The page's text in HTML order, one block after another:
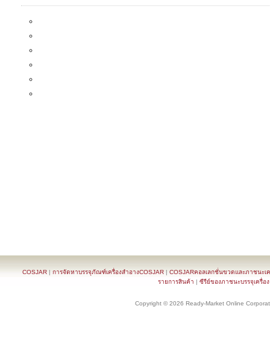
COSJAR | การจัดหาบรรจุภัณฑ์เครื่องสำอางCOSJAR | COSJARคอลเลกชั่นขวดและภาชนะเ
รายการสินค้า | ซีรีย์ของภาชนะบรรจุเครื่อ
Copyright © 2026 Ready-Market Online